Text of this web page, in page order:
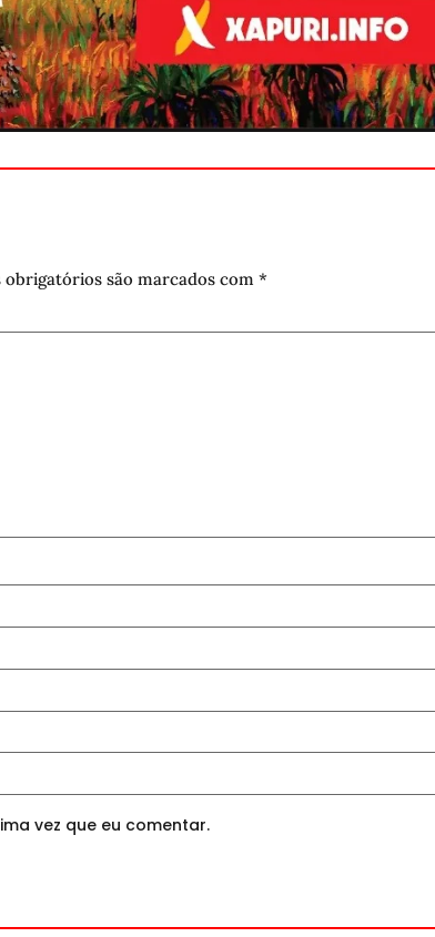
obrigatórios são marcados com *
vez que eu comentar.